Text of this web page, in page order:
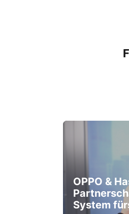
OPPO &
System